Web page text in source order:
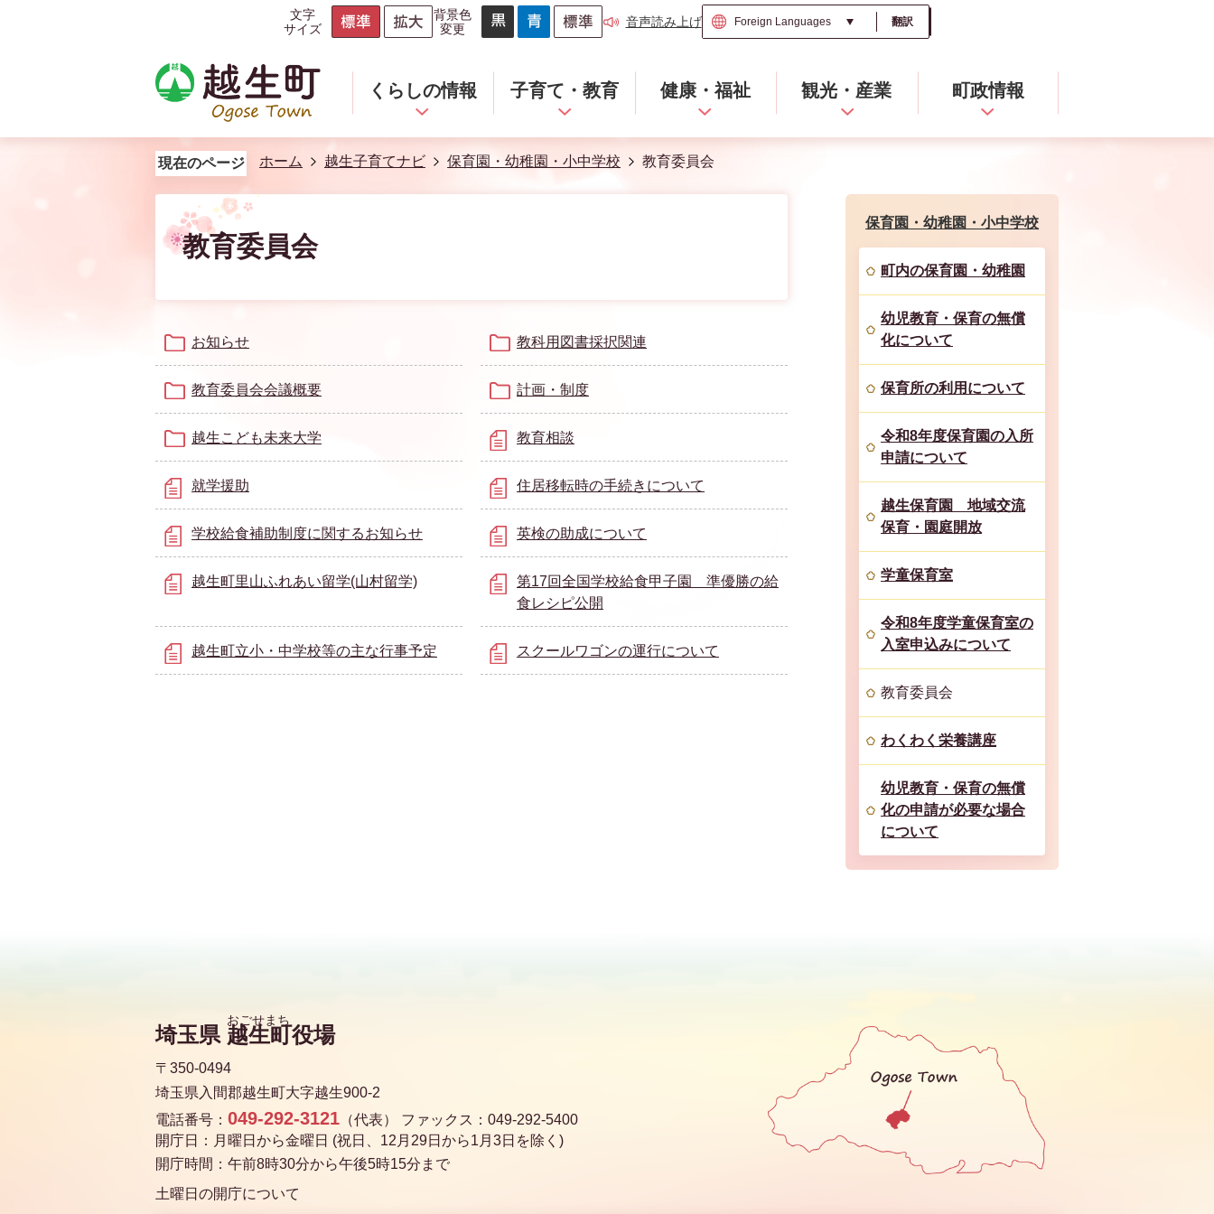
文字
サイズ
背景色
変更
音声読み上げ 翻訳
くらしの情報 子育て・教育 健康・福祉 観光・産業 町政情報
現在のページ ホーム 越生子育てナビ 保育園・幼稚園・小中学校 教育委員会
教育委員会
お知らせ 教科用図書採択関連
教育委員会会議概要 計画・制度
越生こども未来大学 教育相談
就学援助 住居移転時の手続きについて
学校給食補助制度に関するお知らせ 英検の助成について
越生町里山ふれあい留学(山村留学)
第17回全国学校給食甲子園 準優勝の給
食レシピ公開
越生町立小・中学校等の主な行事予定 スクールワゴンの運行について
保育園・幼稚園・小中学校
町内の保育園・幼稚園
幼児教育・保育の無償
化について
保育所の利用について
令和8年度保育園の入所
申請について
越生保育園 地域交流
保育・園庭開放
学童保育室
令和8年度学童保育室の
入室申込みについて
教育委員会
わくわく栄養講座
幼児教育・保育の無償
化の申請が必要な場合
について
埼玉県 越生町役場
〒350-0494
埼玉県入間郡越生町大字越生900-2
電話番号： 049-292-3121 （代表） ファックス：049-292-5400
開庁日：月曜日から金曜日 (祝日、12月29日から1月3日を除く)
開庁時間：午前8時30分から午後5時15分まで
土曜日の開庁について